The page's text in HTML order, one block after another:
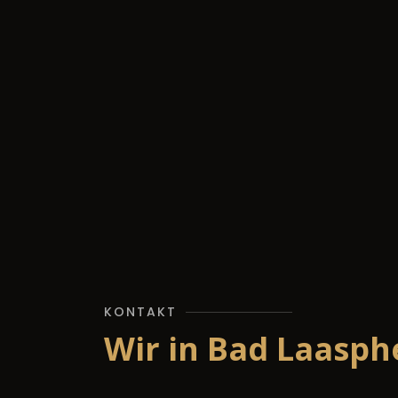
KONTAKT
Wir in Bad